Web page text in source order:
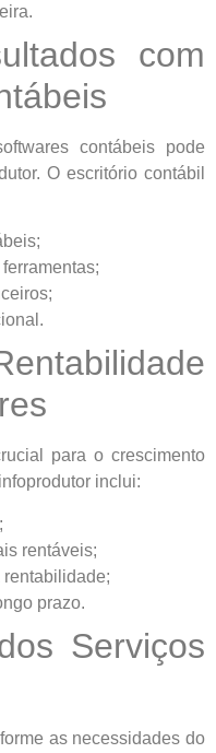
com
contábeis pode
O escritório contábil
para o crescimento
inclui:
rentáveis;
rentabilidade;
prazo.
Serviços
as necessidades do